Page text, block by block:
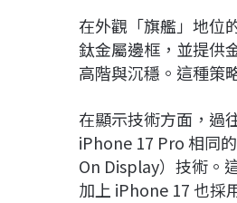
在外觀「旗艦」地位
鈦金屬邊框，並提供
高階與沉穩。這種策
在顯示技術方面，過
iPhone 17 Pro 相同
On Display）技術。
加上 iPhone 17 也採